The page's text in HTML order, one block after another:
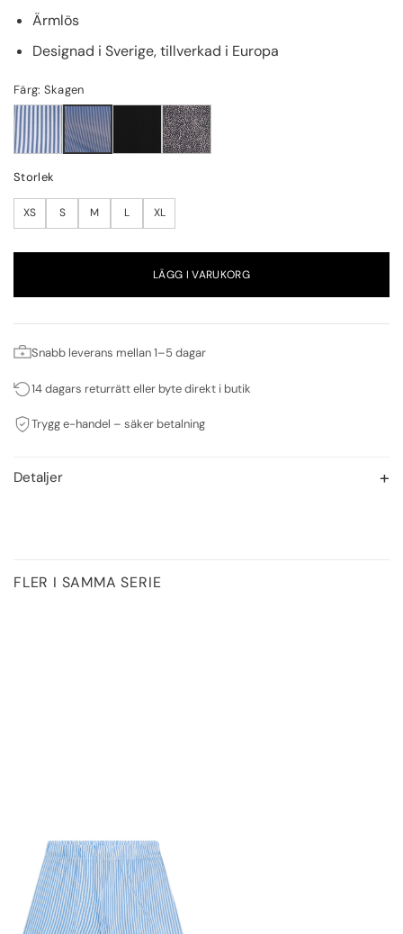
Ärmlös
Designad i Sverige, tillverkad i Europa
Färg: Skagen
Storlek
XS S M L XL
LÄGG I VARUKORG
Snabb leverans mellan 1–5 dagar
14 dagars returrätt eller byte direkt i butik
Trygg e-handel – säker betalning
Detaljer
FLER I SAMMA SERIE